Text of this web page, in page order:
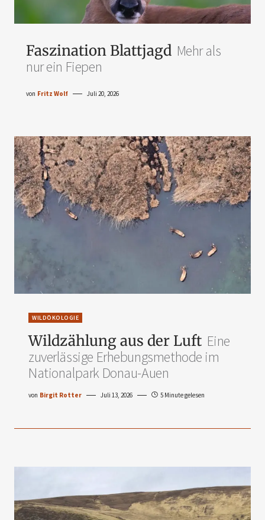
Faszination Blattjagd Mehr als
nur ein Fiepen
von Fritz Wolf Juli 20, 2026
WILDÖKOLOGIE
Wildzählung aus der Luft Eine
zuverlässige Erhebungsmethode im
Nationalpark Donau-Auen
von Birgit Rotter Juli 13, 2026 5 Minute gelesen